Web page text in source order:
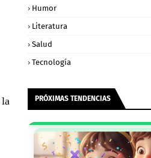
Humor
Literatura
Salud
Tecnología
PRÓXIMAS TENDENCIAS